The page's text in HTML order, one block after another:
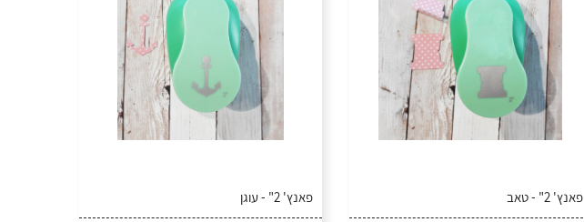
פאנץ' 2" - טאב פאנץ' 2" - עוגן